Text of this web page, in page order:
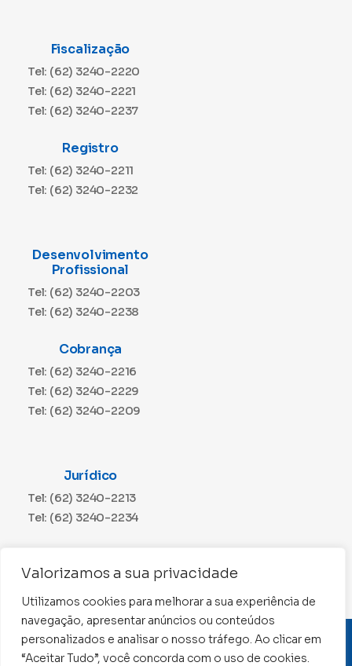
Valorizamos a sua privacidade
Utilizamos cookies para melhorar a sua experiência de
navegação, apresentar anúncios ou conteúdos
personalizados e analisar o nosso tráfego. Ao clicar em
“Aceitar Tudo”, você concorda com o uso de cookies.
Fiscalização
Tel: (62) 3240-2220
Tel: (62) 3240-2221
Tel: (62) 3240-2237
Registro
Tel: (62) 3240-2211
Tel: (62) 3240-2232
Desenvolvimento
Profissional
Tel: (62) 3240-2203
Tel: (62) 3240-2238
Cobrança
Tel: (62) 3240-2216
Tel: (62) 3240-2229
Tel: (62) 3240-2209
Jurídico
Tel: (62) 3240-2213
Tel: (62) 3240-2234
Tel: (62) 3240-2230
CNPJ: 01.015.676/0001-11
Conselho Regional de Contabilidade de Goiás 2022 –